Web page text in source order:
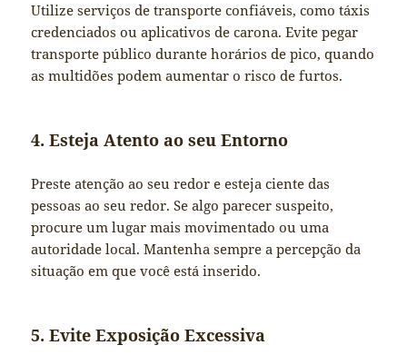
Utilize serviços de transporte confiáveis, como táxis
credenciados ou aplicativos de carona. Evite pegar
transporte público durante horários de pico, quando
as multidões podem aumentar o risco de furtos.
4. Esteja Atento ao seu Entorno
Preste atenção ao seu redor e esteja ciente das
pessoas ao seu redor. Se algo parecer suspeito,
procure um lugar mais movimentado ou uma
autoridade local. Mantenha sempre a percepção da
situação em que você está inserido.
5. Evite Exposição Excessiva